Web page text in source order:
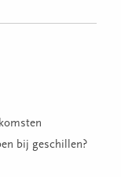
bij geschillen?